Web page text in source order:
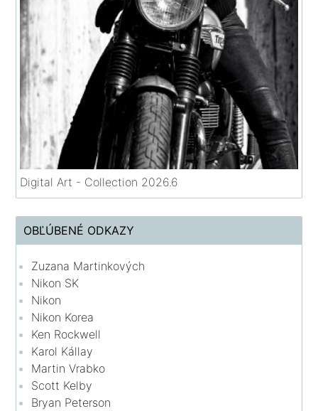
Digital Art - Collection 2026.6
OBĽÚBENÉ ODKAZY
Zuzana Martinkových
Nikon SK
Nikon
Nikon Korea
Ken Rockwell
Karol Kállay
Martin Vrabko
Scott Kelby
Bryan Peterson